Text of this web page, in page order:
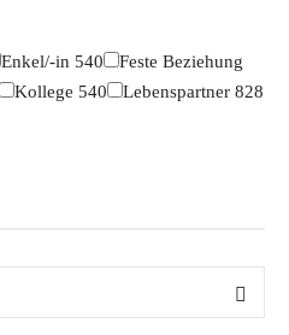
Enkel/-in 540
Feste Beziehung
Kollege 540 Lebenspartner 828